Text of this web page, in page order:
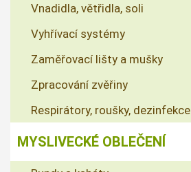
Vnadidla, větřidla, soli
Vyhřívací systémy
Zaměřovací lišty a mušky
Zpracování zvěřiny
Respirátory, roušky, dezinfekce
MYSLIVECKÉ OBLEČENÍ